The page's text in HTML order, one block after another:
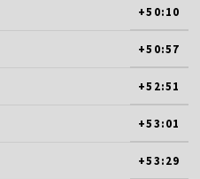
+50:10
+50:57
+52:51
+53:01
+53:29